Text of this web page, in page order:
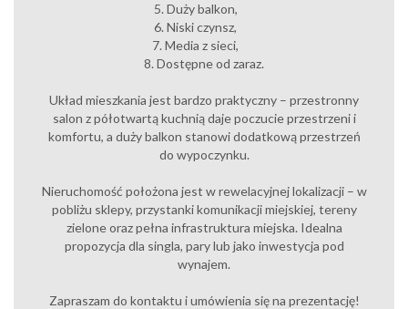
5. Duży balkon,
6. Niski czynsz,
7. Media z sieci,
8. Dostępne od zaraz.
Układ mieszkania jest bardzo praktyczny – przestronny
salon z półotwartą kuchnią daje poczucie przestrzeni i
komfortu, a duży balkon stanowi dodatkową przestrzeń
do wypoczynku.
Nieruchomość położona jest w rewelacyjnej lokalizacji – w
pobliżu sklepy, przystanki komunikacji miejskiej, tereny
zielone oraz pełna infrastruktura miejska. Idealna
propozycja dla singla, pary lub jako inwestycja pod
wynajem.
Zapraszam do kontaktu i umówienia się na prezentację!